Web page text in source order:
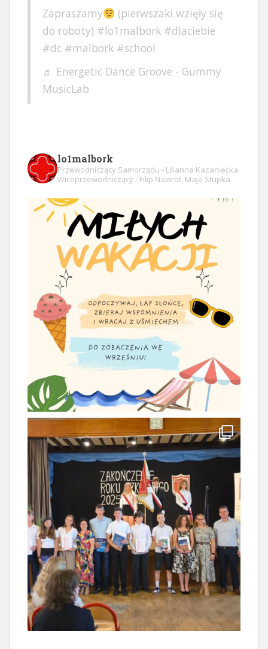
Zapraszamy
(pierwszaki wzięły się
do roboty) #lo1malbork #dlaciebie
#dc #malbork #school
♬ Energetic Dance Groove - Gummy
MusicLab
lo1malbork
Przewodniczący Samorządu - Lilianna Kazaniecka
Wiceprzewodniczący - Filip Nawrot, Maja Stupka